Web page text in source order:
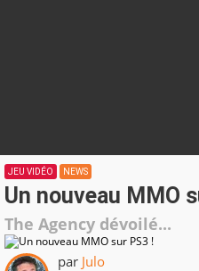
JEU VIDÉO NEWS
Un nouveau MMO
The Agency dévoilé...
par Julo